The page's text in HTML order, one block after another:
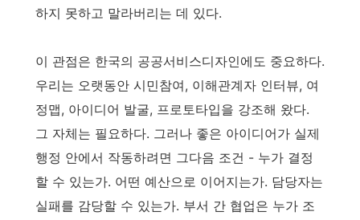
하지 못하고 말라버리는 데 있다.
이 관점은 한국의 공공서비스디자인에도 중요하다.
우리는 오랫동안 시민참여, 이해관계자 인터뷰, 여
정맵, 아이디어 발굴, 프로토타입을 강조해 왔다.
그 자체는 필요하다. 그러나 좋은 아이디어가 실제
행정 안에서 작동하려면 그다음 조건 - 누가 결정
할 수 있는가. 어떤 예산으로 이어지는가. 담당자는
실패를 감당할 수 있는가. 부서 간 협업은 누가 조